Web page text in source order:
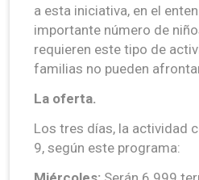
a esta iniciativa, en el
importante número de
requieren este tipo de
familias no pueden
La oferta.
Los tres días, la actividad
9, según este programa: